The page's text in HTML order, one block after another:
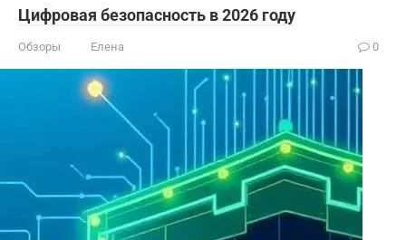
Цифровая безопасность в 2026 году
Обзоры Елена 0